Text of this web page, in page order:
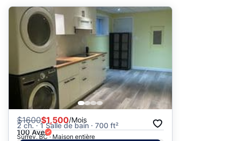
$1600$1,500/Mois
2 ch. · 1 Salle de bain · 700 ft²
100 Ave
Surrey, BC · Maison entière